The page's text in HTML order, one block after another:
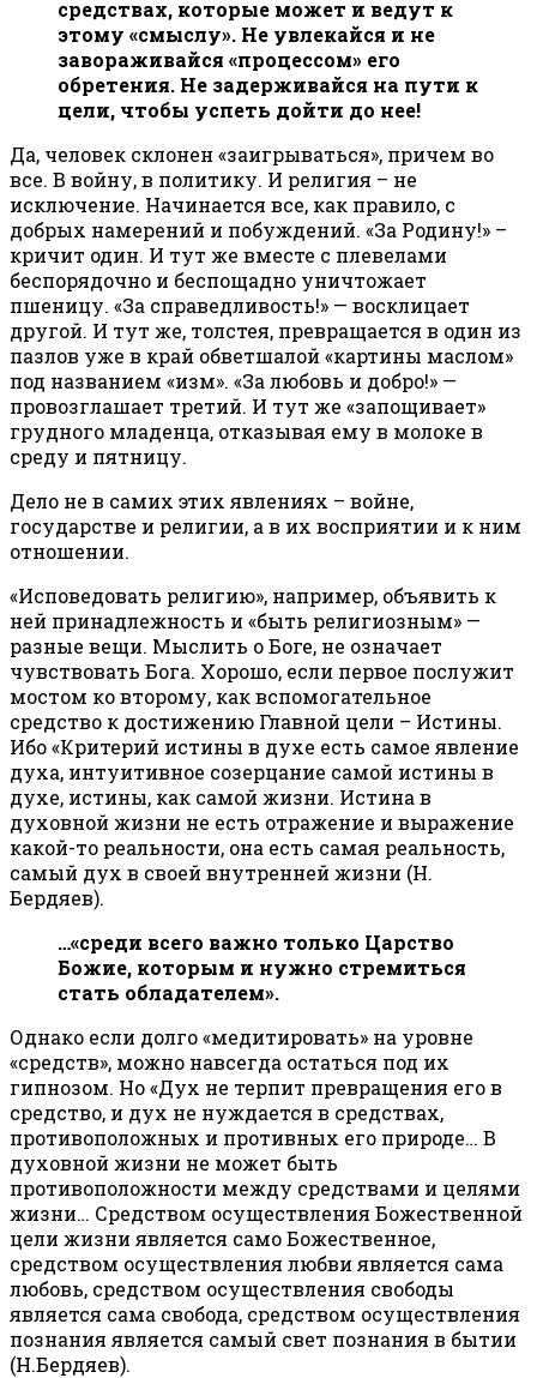
средствах, которые может и ведут к
этому «смыслу». Не увлекайся и не
завораживайся «процессом» его
обретения. Не задерживайся на пути к
цели, чтобы успеть дойти до нее!
Да, человек склонен «заигрываться», причем во
все. В войну, в политику. И религия – не
исключение. Начинается все, как правило, с
добрых намерений и побуждений. «За Родину!» –
кричит один. И тут же вместе с плевелами
беспорядочно и беспощадно уничтожает
пшеницу. «За справедливость!» — восклицает
другой. И тут же, толстея, превращается в один из
пазлов уже в край обветшалой «картины маслом»
под названием «изм». «За любовь и добро!» —
провозглашает третий. И тут же «запощивает»
грудного младенца, отказывая ему в молоке в
среду и пятницу.
Дело не в самих этих явлениях – войне,
государстве и религии, а в их восприятии и к ним
отношении.
«Исповедовать религию», например, объявить к
ней принадлежность и «быть религиозным» —
разные вещи. Мыслить о Боге, не означает
чувствовать Бога. Хорошо, если первое послужит
мостом ко второму, как вспомогательное
средство к достижению Главной цели – Истины.
Ибо «Критерий истины в духе есть самое явление
духа, интуитивное созерцание самой истины в
духе, истины, как самой жизни. Истина в
духовной жизни не есть отражение и выражение
какой-то реальности, она есть самая реальность,
самый дух в своей внутренней жизни (Н.
Бердяев).
…«среди всего важно только Царство
Божие, которым и нужно стремиться
стать обладателем».
Однако если долго «медитировать» на уровне
«средств», можно навсегда остаться под их
гипнозом. Но «Дух не терпит превращения его в
средство, и дух не нуждается в средствах,
противоположных и противных его природе… В
духовной жизни не может быть
противоположности между средствами и целями
жизни… Средством осуществления Божественной
цели жизни является само Божественное,
средством осуществления любви является сама
любовь, средством осуществления свободы
является сама свобода, средством осуществления
познания является самый свет познания в бытии
(Н.Бердяев).